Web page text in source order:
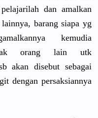
dan amalkan
barang siapa yg
kemudia
orang lain utk
akan disebut sebagai
dengan persaksiannya